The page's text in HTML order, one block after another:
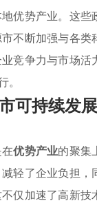
地优势产业。这
不断加强与各类
竞争力与市场活
可持续发展
优势产业的聚集
轻了企业负担，
仅加速了高新技